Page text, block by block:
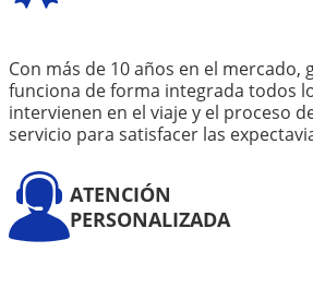
Con más de 10 años en el mercado,
funciona de forma integrada todos
intervienen en el viaje y el proceso
servicio para satisfacer las
ATENCIÓN
PERSONALIZADA